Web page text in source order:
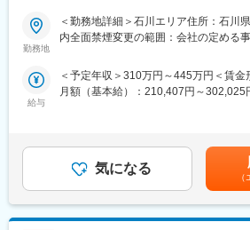
お客様の夢や理想をカタチにする、や
現場の中心となってプロジェクトを推
■教育体制：
OJT形式で教えます。業務を通じて現場
■就業環境：
残業は月平均10時間程度。休憩は計90
系。駐車場完備・マイカー通勤可です。
■企業の特徴/魅力：
＜おすすめポイント＞
・高いブランド認知とネットワークが強
・企業の社宅課題を解決する、課題解
・成果はインセンティブとしてしっか
る提案営業を行います。
企業ごとの課題や状況をヒアリングし
案する役割です。
・提携済企業から、社員の社宅利用に
確認やサービス内容の案内を行います。
勤務地
＜勤務地詳細＞石川エリア住所：石川
内全面禁煙変更の範囲：会社の定める
給与
＜予定年収＞310万円～445万円＜賃金
月額（基本給）：210,407円～302,025
齢・経験・能力を考慮し決定※年に一回
センティブ（前期平均60万円）※イン
めて支給されます。＜年収例＞27歳
円31歳女性：非管理職 年収545万円
額であり、選考を通じて上下する可能
気になる